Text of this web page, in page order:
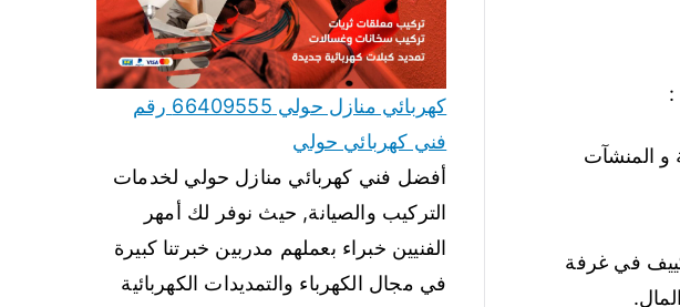
:
و المنشآت
في غرفة
كهربائي منازل حولي 66409555 رقم
فني كهربائي حولي
أفضل فني كهربائي منازل حولي لخدمات
التركيب والصيانة, حيث نوفر لك أمهر
الفنيين خبراء بعملهم مدربين خبرتنا كبيرة
في مجال الكهرباء والتمديدات الكهربائية